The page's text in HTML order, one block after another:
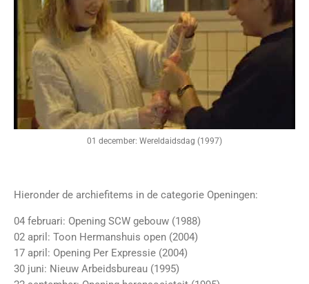
01 december: Wereldaidsdag (1997)
Hieronder de archiefitems in de categorie Openingen:
04 februari: Opening SCW gebouw (1988)
02 april: Toon Hermanshuis open (2004)
17 april: Opening Per Expressie (2004)
30 juni: Nieuw Arbeidsbureau (1995)